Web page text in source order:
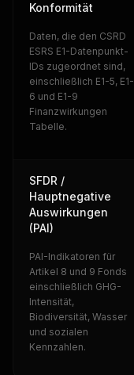
Konformität
Daten, die den CSRD
ESRS E1-Datenpunkt-
IDs zugeordnet sind,
einschließlich E1-5, E1-
6 und E1-9
Finanzwirkungen
Tabelle.
SFDR /
Hauptnegative
Auswirkungen
(PAI)
PAI-Indikatoren für
Artikel 8 und 9 Fonds
einschließlich GHG-
Intensität,
Biodiversität, Wasser
und sozialen
Kennzahlen.